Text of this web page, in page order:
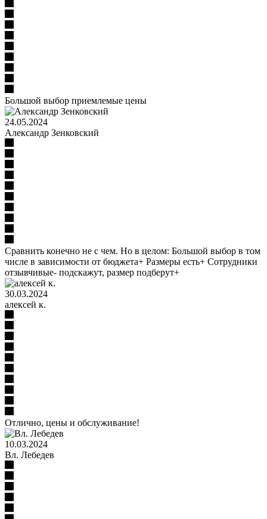
Большой выбор приемлемые цены
24.05.2024
​Александр Зенковский
Сравнить конечно не с чем. Но в целом: Большой выбор в том
числе в зависимости от бюджета+ Размеры есть+ Сотрудники
отзывчивые- подскажут, размер подберут+
30.03.2024
алексей к.
Отлично, цены и обслуживание!
10.03.2024
Вл. Лебедев